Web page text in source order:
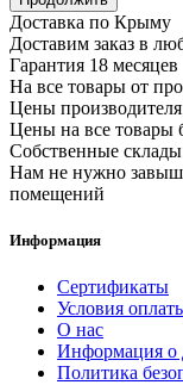
Доставка по Крыму
Доставим заказ в
Гарантия 18 месяцев
На все товары от
Цены производителя
Цены на все товары
Собственные склады
Нам не нужно
помещений
Информация
Сертификаты
Условия
О нас
Информация о
Политика